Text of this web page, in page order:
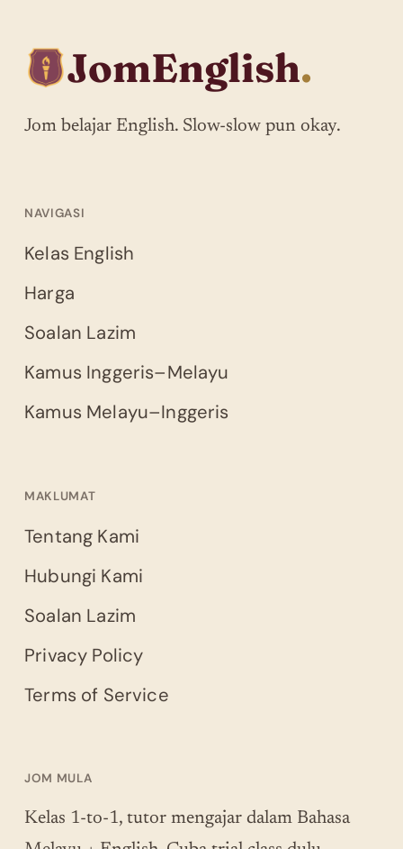
JomEnglish.
Jom belajar English. Slow-slow pun okay.
NAVIGASI
Kelas English
Harga
Soalan Lazim
Kamus Inggeris–Melayu
Kamus Melayu–Inggeris
MAKLUMAT
Tentang Kami
Hubungi Kami
Soalan Lazim
Privacy Policy
Terms of Service
JOM MULA
Kelas 1-to-1, tutor mengajar dalam Bahasa